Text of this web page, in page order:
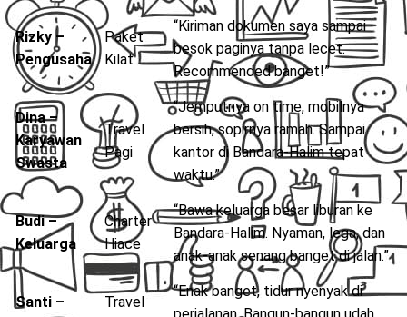
Rizky –
Pengusaha
Paket
Kilat
“Kiriman dokumen saya sampai
besok paginya tanpa lecet.
Recommended banget!”
Dina –
Karyawan
Swasta
Travel
Pagi
“Jemputnya on time, mobilnya
bersih, sopirnya ramah. Sampai
kantor di Bandara-Halim tepat
waktu.”
Budi –
Keluarga
Charter
Hiace
“Bawa keluarga besar liburan ke
Bandara-Halim. Nyaman, lega, dan
anak-anak senang banget di jalan.”
Santi –
Travel
“Enak banget, tidur nyenyak di